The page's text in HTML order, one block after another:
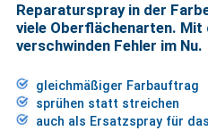
Reparaturspray in der
viele Oberflächenarten. Mit
verschwinden Fehler im Nu.
gleichmäßiger Farbauftrag
sprühen statt streichen
auch als Ersatzspray für